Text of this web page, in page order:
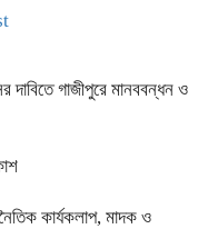
দাবিতে গাজীপুরে মানববন্ধন ও
কার্যকলাপ, মাদক ও